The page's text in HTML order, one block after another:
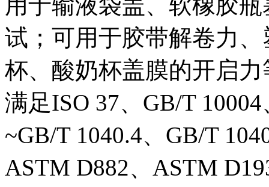
试；可用于胶带解卷力
杯、酸奶杯盖膜的开启
满足ISO 37、GB/T
~GB/T 1040.4、GB/T
ASTM D882、ASTM